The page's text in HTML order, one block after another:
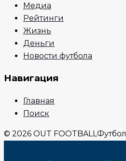
Медиа
Рейтинги
Жизнь
Деньги
Новости футбола
Навигация
Главная
Поиск
© 2026 OUT FOOTBALLФутбол